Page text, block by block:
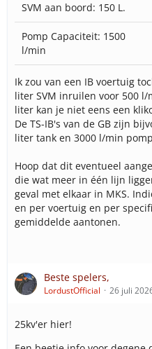
SVM aan boord: 150 L.
Pomp Capaciteit: 1500
l/min
Ik zou van een IB voertuig
liter SVM inruilen voor 500
liter kan je niet eens een
De TS-IB's van de GB zijn
liter tank en 3000 l/min
Hoop dat dit eventueel
die wat meer in één lijn
geval met elkaar in MKS.
en per voertuig en per
gemiddelde aantonen.
Beste spelers,
LordustOfficial 26 juli
25kv'er hier!